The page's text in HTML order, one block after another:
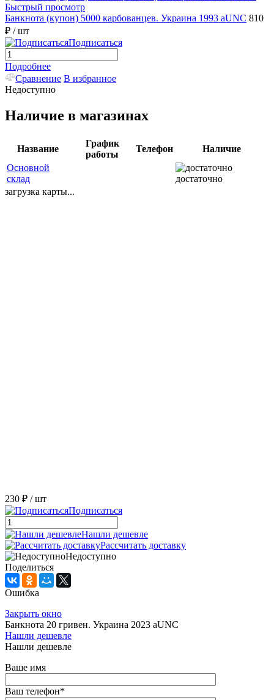
Быстрый просмотр
Банкнота (купон) 5000 карбованцев. Украина 1993 aUNC 810
₽ / шт
Подписаться
Подробнее
Сравнение В избранное
Недоступно
Наличие в магазинах
Название
График
работы
Телефон
Наличие
Основной
склад
достаточно
загрузка карты...
230 ₽ / шт
Подписаться
Нашли дешевле
Рассчитать доставку
Недоступно
Поделиться
Ошибка
Закрыть окно
Банкнота 20 гривен. Украина 2023 aUNC
Нашли дешевле
Нашли дешевле
Ваше имя
Ваш телефон*